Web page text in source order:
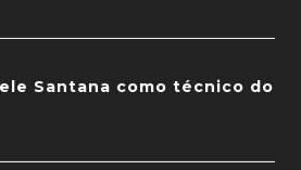
Santana como técnico do